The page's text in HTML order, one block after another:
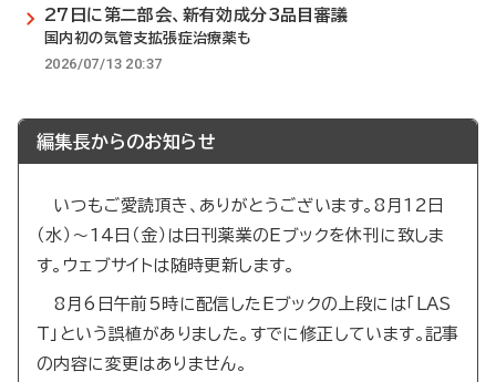
27日に第二部会、新有効成分3品目審議
国内初の気管支拡張症治療薬も
2026/07/13 20:37
編集長からのお知らせ
いつもご愛読頂き、ありがとうございます。8月12日
（水）～14日（金）は日刊薬業のEブックを休刊に致しま
す。ウェブサイトは随時更新します。
8月6日午前5時に配信したEブックの上段には「LAS
T」という誤植がありました。すでに修正しています。記事
の内容に変更はありません。